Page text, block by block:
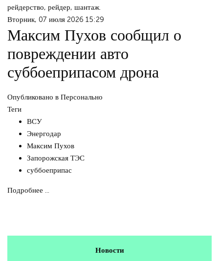
рейдерство, рейдер, шантаж.
Вторник, 07 июля 2026 15:29
Максим Пухов сообщил о
повреждении авто
суббоеприпасом дрона
Опубликовано в Персонально
Теги
ВСУ
Энергодар
Максим Пухов
Запорожская ТЭС
суббоеприпас
Подробнее ...
Новости